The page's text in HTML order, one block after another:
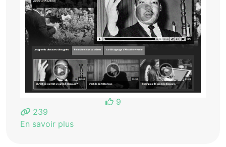
9
239
En savoir plus